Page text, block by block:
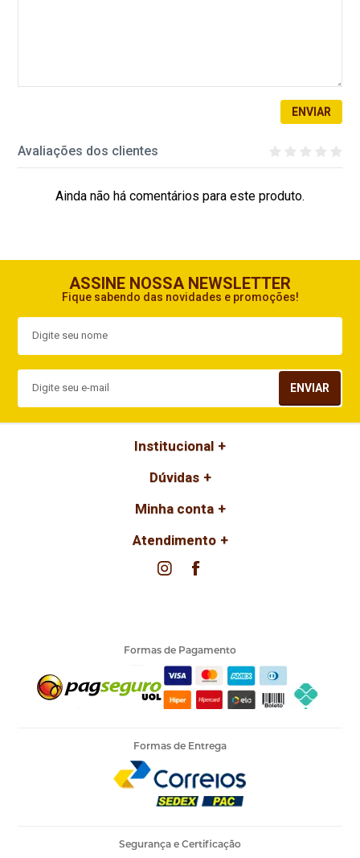
ENVIAR
Avaliações dos clientes
Ainda não há comentários para este produto.
ASSINE NOSSA NEWSLETTER
Fique sabendo das novidades e promoções!
ENVIAR
Institucional
Dúvidas
Minha conta
Atendimento
Formas de Pagamento
Formas de Entrega
Segurança e Certificação